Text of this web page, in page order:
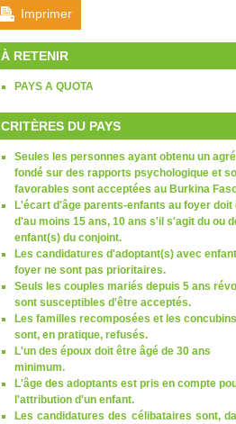
Imprimer
À RETENIR
PAYS A QUOTA
CRITÈRES DU PAYS
Seules les personnes ayant obtenu un
fondé sur des rapports psychologique et
favorables sont acceptées au Burkina
L'écart d'âge parents-enfants au foyer doit
d'au moins 15 ans, 10 ans s'il s'agit du ou
enfant(s) du conjoint.
Les candidatures d'adoptant(s) avec
foyer ne sont pas prioritaires.
Seuls les couples mariés depuis 5 ans
sont susceptibles d'être acceptés.
Les familles recomposées et les concubins
sont, en pratique, refusés.
L'un des époux doit être âgé de 30 ans
minimum.
L'âge des adoptants est pris en compte
l'attribution d'un enfant.
Les candidatures des célibataires sont,